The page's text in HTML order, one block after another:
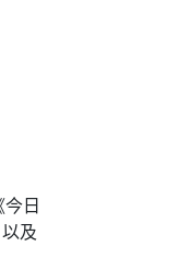
日
及